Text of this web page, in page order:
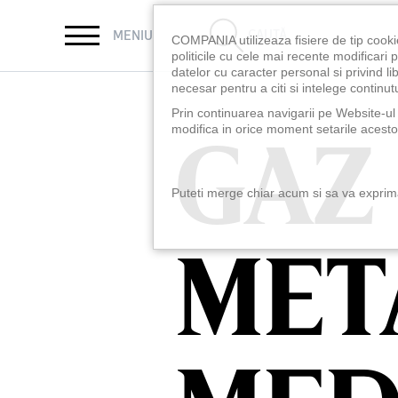
MENIU CAUTĂ
GAZ
GAZ
COMPANIA utilizeaza fisiere de tip
politicile cu cele mai recente modificari
datelor cu caracter personal si privind
necesar pentru a citi si intelege
Prin continuarea navigarii pe Website-
modifica in orice moment setarile
Puteti merge chiar acum si sa va